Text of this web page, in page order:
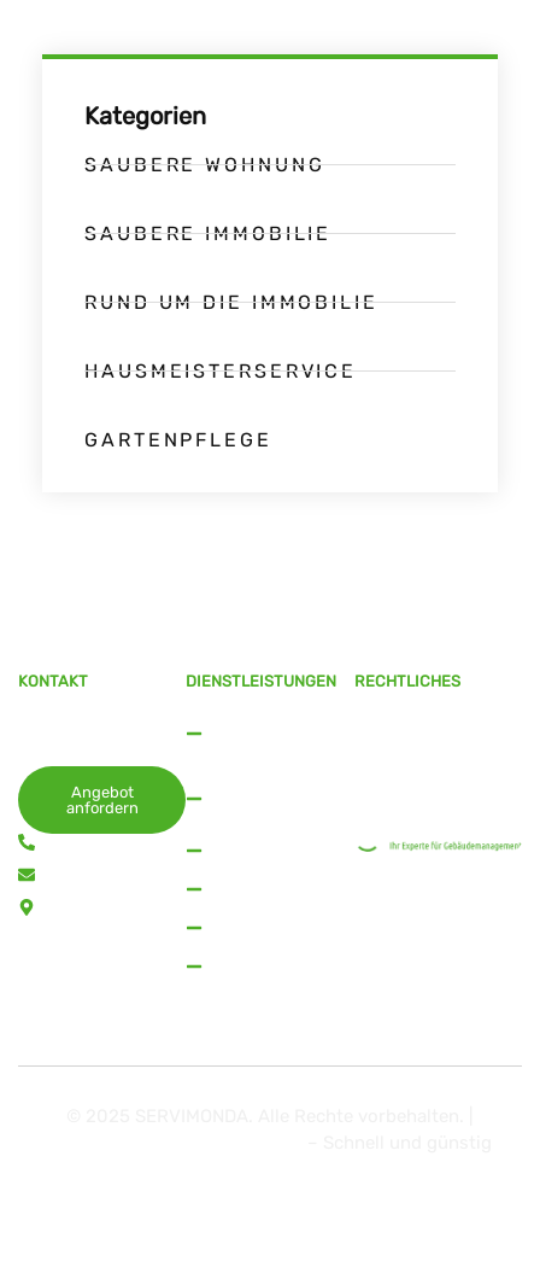
Kategorien
SAUBERE WOHNUNG
SAUBERE IMMOBILIE
RUND UM DIE IMMOBILIE
HAUSMEISTERSERVICE
GARTENPFLEGE
KONTAKT
Angebot
anfordern
DIENSTLEISTUNGEN RECHTLICHES